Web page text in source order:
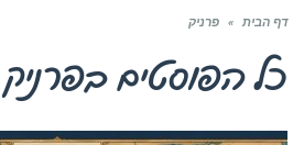
דף הבית » פרניק
כל הפוסטים בפרניק